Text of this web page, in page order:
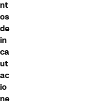
nt
os
de
in
ca
ut
ac
io
ne